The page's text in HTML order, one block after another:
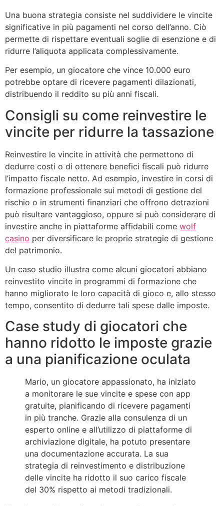
Una buona strategia consiste nel suddividere le vincite
significative in più pagamenti nel corso dell’anno. Ciò
permette di rispettare eventuali soglie di esenzione e di
ridurre l’aliquota applicata complessivamente.
Per esempio, un giocatore che vince 10.000 euro
potrebbe optare di ricevere pagamenti dilazionati,
distribuendo il reddito su più anni fiscali.
Consigli su come reinvestire le
vincite per ridurre la tassazione
Reinvestire le vincite in attività che permettono di
dedurre costi o di ottenere benefici fiscali può ridurre
l’impatto fiscale netto. Ad esempio, investire in corsi di
formazione professionale sui metodi di gestione del
rischio o in strumenti finanziari che offrono detrazioni
può risultare vantaggioso, oppure si può considerare di
investire anche in piattaforme affidabili come wolf
casino per diversificare le proprie strategie di gestione
del patrimonio.
Un caso studio illustra come alcuni giocatori abbiano
reinvestito vincite in programmi di formazione che
hanno migliorato le loro capacità di gioco e, allo stesso
tempo, consentito di dedurre tali spese dalle imposte.
Case study di giocatori che
hanno ridotto le imposte grazie
a una pianificazione oculata
Mario, un giocatore appassionato, ha iniziato
a monitorare le sue vincite e spese con app
gratuite, pianificando di ricevere pagamenti
in più tranche. Grazie alla consulenza di un
esperto online e all’utilizzo di piattaforme di
archiviazione digitale, ha potuto presentare
una documentazione accurata. La sua
strategia di reinvestimento e distribuzione
delle vincite ha ridotto il suo carico fiscale
del 30% rispetto ai metodi tradizionali.